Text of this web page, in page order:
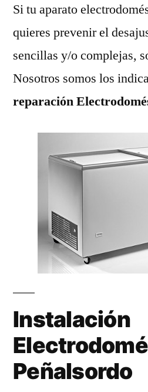
Si tu aparato
quieres prevenir el
sencillas y/o complejas,
Nosotros somos los
reparación
Instalación
Peñalsordo